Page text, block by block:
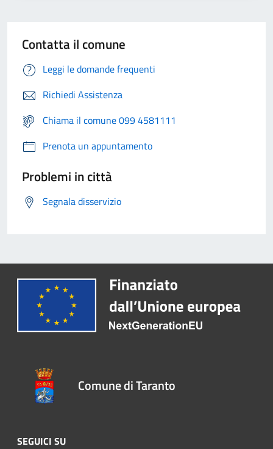
Contatta il comune
Leggi le domande frequenti
Richiedi Assistenza
Chiama il comune 099 4581111
Prenota un appuntamento
Problemi in città
Segnala disservizio
Comune di Taranto
SEGUICI SU